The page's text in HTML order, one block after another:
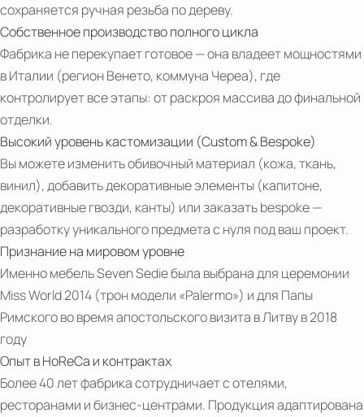
PDF
SWIVEL-
CHAIRS
сохраняется ручная резьба по дереву.
Собственное производство полного цикла
Фабрика не перекупает готовое — она владеет мощностями
в Италии (регион Венето, коммуна Череа), где
контролирует все этапы: от раскроя массива до финальной
отделки.
Высокий уровень кастомизации (Custom & Bespoke)
Вы можете изменить обивочный материал (кожа, ткань,
винил), добавить декоративные элементы (капитоне,
декоративные гвозди, канты) или заказать bespoke —
разработку уникального предмета с нуля под ваш проект.
Признание на мировом уровне
Именно мебель Seven Sedie была выбрана для церемонии
Miss World 2014 (трон модели «Palermo») и для Папы
Римского во время апостольского визита в Литву в 2018
году
Опыт в HoReCa и контрактах
Более 40 лет фабрика сотрудничает с отелями,
ресторанами и бизнес-центрами. Продукция адаптирована